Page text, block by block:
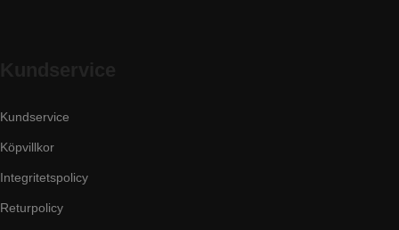
Kundservice
Köpvillkor
Integritetspolicy
Returpolicy